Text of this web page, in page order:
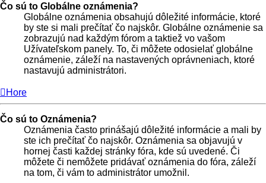
Čo sú to Globálne oznámenia?
Globálne oznámenia obsahujú dôležité informácie, ktoré
by ste si mali prečítať čo najskôr. Globálne oznámenie sa
zobrazujú nad každým fórom a taktiež vo vašom
Užívateľskom panely. To, či môžete odosielať globálne
oznámenie, záleží na nastavených oprávneniach, ktoré
nastavujú administrátori.
Hore
Čo sú to Oznámenia?
Oznámenia často prinášajú dôležité informácie a mali by
ste ich prečítať čo najskôr. Oznámenia sa objavujú v
hornej časti každej stránky fóra, kde sú uvedené. Či
môžete či nemôžete pridávať oznámenia do fóra, záleží
na tom, či vám to administrátor umožnil.